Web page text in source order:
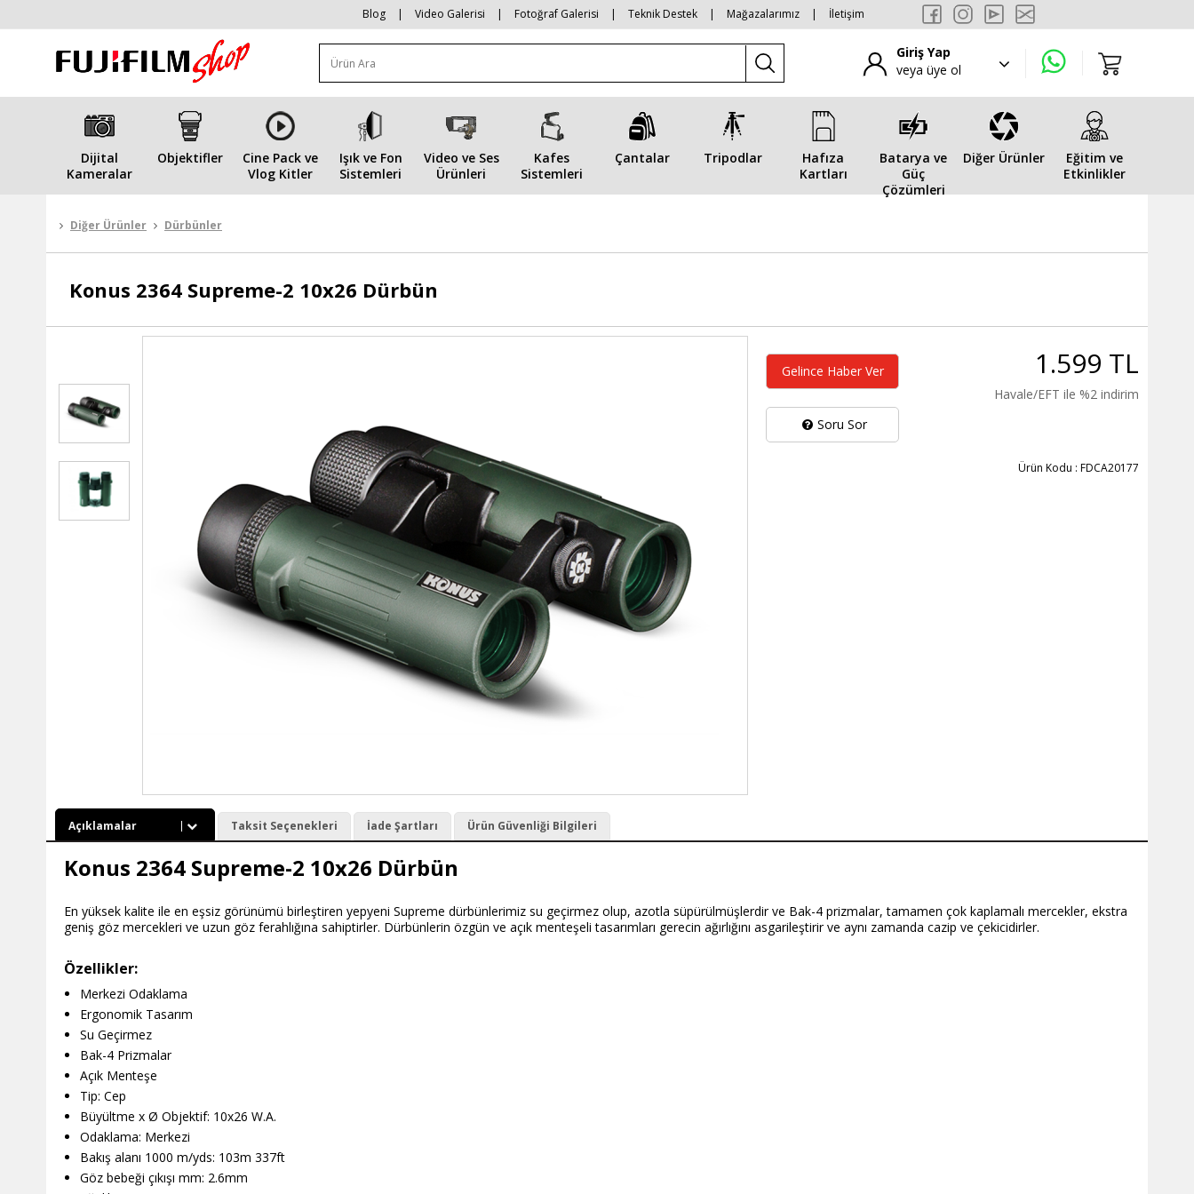
Blog | Video Galerisi | Fotoğraf Galerisi | Teknik Destek | Mağazalarımız | İletişim
Giriş Yap
veya üye ol
Dijital
Kameralar
Objektifler
Cine Pack ve
Vlog Kitler
Işık ve Fon
Sistemleri
Video ve Ses
Ürünleri
Kafes
Sistemleri
Çantalar Tripodlar
Hafıza
Kartları
Batarya ve
Güç
Çözümleri
Diğer Ürünler
Eğitim ve
Etkinlikler
Diğer Ürünler Dürbünler
Konus 2364 Supreme-2 10x26 Dürbün
Gelince Haber Ver
Soru Sor
1.599 TL
Havale/EFT ile %2 indirim
Ürün Kodu : FDCA20177
Açıklamalar Taksit Seçenekleri İade Şartları Ürün Güvenliği Bilgileri
Konus 2364 Supreme-2 10x26 Dürbün
En yüksek kalite ile en eşsiz görünümü birleştiren yepyeni Supreme dürbünlerimiz su geçirmez olup, azotla süpürülmüşlerdir ve Bak-4 prizmalar, tamamen çok kaplamalı mercekler, ekstra
geniş göz mercekleri ve uzun göz ferahlığına sahiptirler. Dürbünlerin özgün ve açık menteşeli tasarımları gerecin ağırlığını asgarileştirir ve aynı zamanda cazip ve çekicidirler.
Özellikler:
Merkezi Odaklama
Ergonomik Tasarım
Su Geçirmez
Bak-4 Prizmalar
Açık Menteşe
Tip: Cep
Büyültme x Ø Objektif: 10x26 W.A.
Odaklama: Merkezi
Bakış alanı 1000 m/yds: 103m 337ft
Göz bebeği çıkışı mm: 2.6mm